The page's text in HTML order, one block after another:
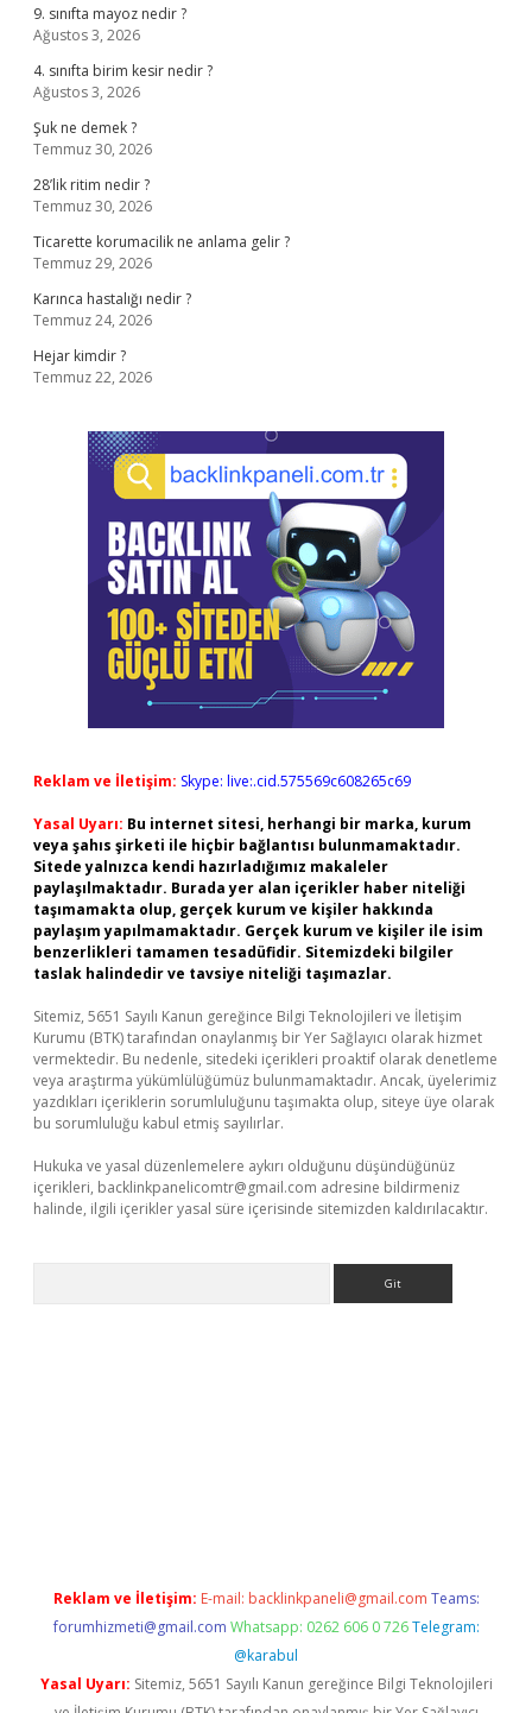
9. sınıfta mayoz nedir ?
Ağustos 3, 2026
4. sınıfta birim kesir nedir ?
Ağustos 3, 2026
Şuk ne demek ?
Temmuz 30, 2026
28’lik ritim nedir ?
Temmuz 30, 2026
Ticarette korumacilik ne anlama gelir ?
Temmuz 29, 2026
Karınca hastalığı nedir ?
Temmuz 24, 2026
Hejar kimdir ?
Temmuz 22, 2026
Reklam ve İletişim: Skype: live:.cid.575569c608265c69
Yasal Uyarı: Bu internet sitesi, herhangi bir marka, kurum
veya şahıs şirketi ile hiçbir bağlantısı bulunmamaktadır.
Sitede yalnızca kendi hazırladığımız makaleler
paylaşılmaktadır. Burada yer alan içerikler haber niteliği
taşımamakta olup, gerçek kurum ve kişiler hakkında
paylaşım yapılmamaktadır. Gerçek kurum ve kişiler ile isim
benzerlikleri tamamen tesadüfidir. Sitemizdeki bilgiler
taslak halindedir ve tavsiye niteliği taşımazlar.
Sitemiz, 5651 Sayılı Kanun gereğince Bilgi Teknolojileri ve İletişim
Kurumu (BTK) tarafından onaylanmış bir Yer Sağlayıcı olarak hizmet
vermektedir. Bu nedenle, sitedeki içerikleri proaktif olarak denetleme
veya araştırma yükümlülüğümüz bulunmamaktadır. Ancak, üyelerimiz
yazdıkları içeriklerin sorumluluğunu taşımakta olup, siteye üye olarak
bu sorumluluğu kabul etmiş sayılırlar.
Hukuka ve yasal düzenlemelere aykırı olduğunu düşündüğünüz
içerikleri, backlinkpanelicomtr@gmail.com adresine bildirmeniz
halinde, ilgili içerikler yasal süre içerisinde sitemizden kaldırılacaktır.
Reklam ve İletişim: E-mail: backlinkpaneli@gmail.com Teams:
forumhizmeti@gmail.com Whatsapp: 0262 606 0 726 Telegram:
@karabul
Yasal Uyarı: Sitemiz, 5651 Sayılı Kanun gereğince Bilgi Teknolojileri